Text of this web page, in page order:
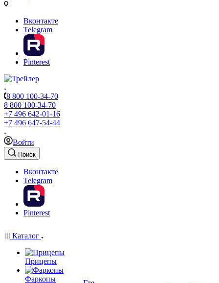
Вконтакте
Telegram
Pinterest
8 800 100-34-70
8 800 100-34-70
+7 496 642-01-16
+7 496 647-54-44
Войти
Поиск
Вконтакте
Telegram
Pinterest
Каталог
Прицепы
Фаркопы